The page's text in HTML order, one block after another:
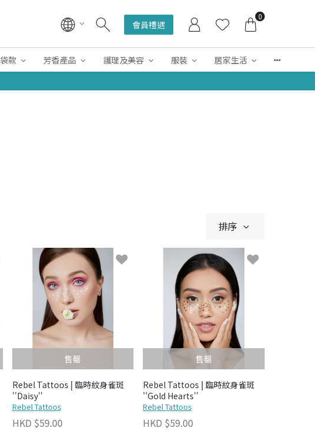
會員禮遇
0
袋款 芳香產品 護理及美容 服裝
居家生活
排序
售罄
Rebel Tattoos | 臨時紋身雀斑
''Daisy''
Rebel Tattoos
HKD $59.00
售罄
Rebel Tattoos | 臨時紋身雀斑
''Gold Hearts''
Rebel Tattoos
HKD $59.00